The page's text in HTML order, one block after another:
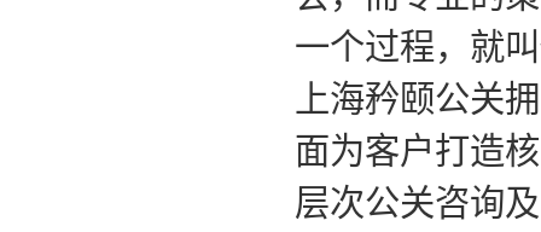
一个过程，就
上海矜颐公关
面为客户打造
层次公关咨询